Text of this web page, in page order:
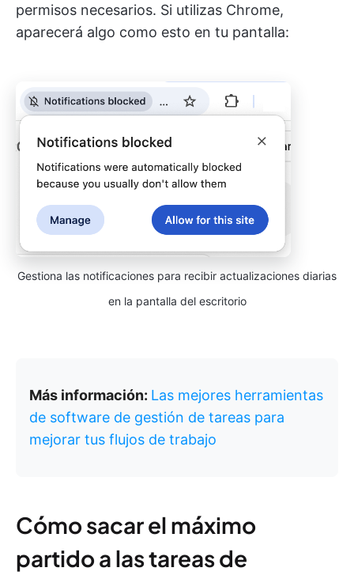
permisos necesarios. Si utilizas Chrome,
aparecerá algo como esto en tu pantalla:
Gestiona las notificaciones para recibir actualizaciones diarias
en la pantalla del escritorio
Más información: Las mejores herramientas
de software de gestión de tareas para
mejorar tus flujos de trabajo
Cómo sacar el máximo
partido a las tareas de